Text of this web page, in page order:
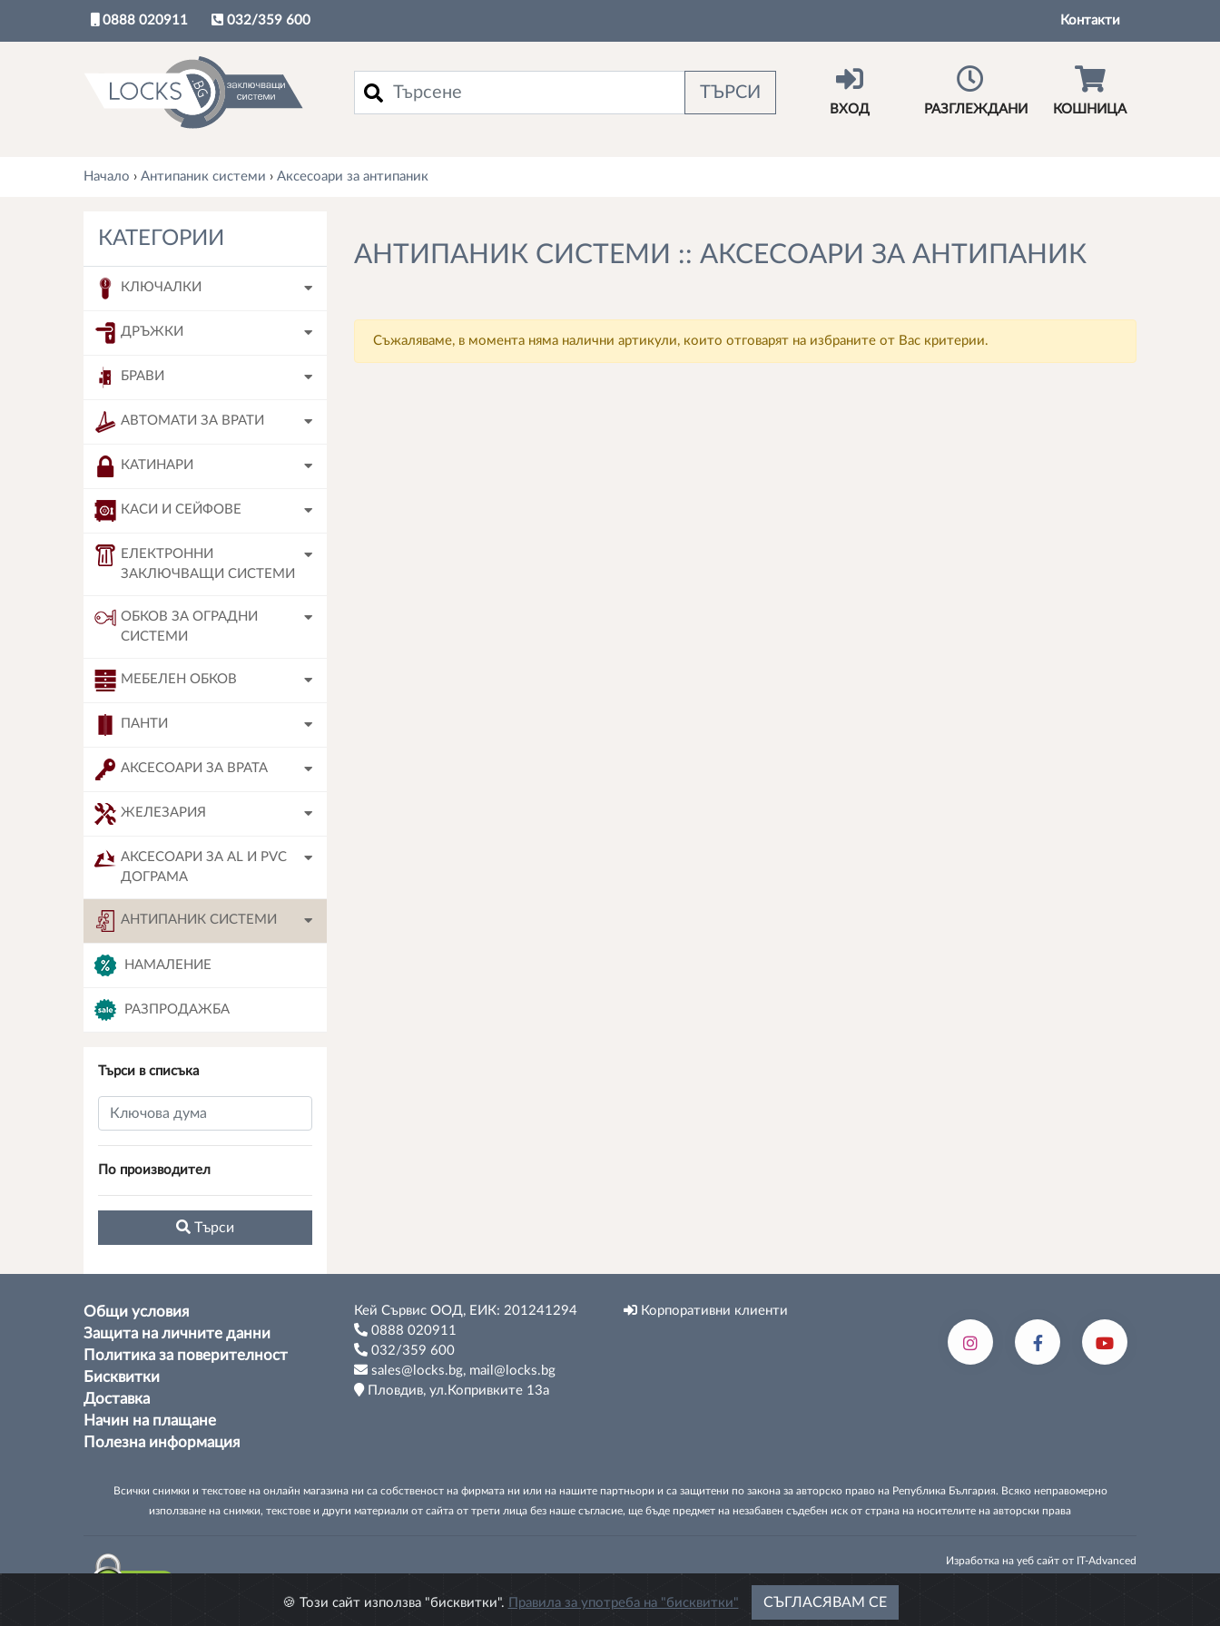
0888 020911 032/359 600 Контакти
ТЪРСИ
ВХОД РАЗГЛЕЖДАНИ КОШНИЦА
Начало › Антипаник системи › Аксесоари за антипаник
КАТЕГОРИИ
КЛЮЧАЛКИ
ДРЪЖКИ
БРАВИ
АВТОМАТИ ЗА ВРАТИ
КАТИНАРИ
КАСИ И СЕЙФОВЕ
ЕЛЕКТРОННИ
ЗАКЛЮЧВАЩИ СИСТЕМИ
ОБКОВ ЗА ОГРАДНИ
СИСТЕМИ
МЕБЕЛЕН ОБКОВ
ПАНТИ
АКСЕСОАРИ ЗА ВРАТА
ЖЕЛЕЗАРИЯ
АКСЕСОАРИ ЗА AL И PVC
ДОГРАМА
АНТИПАНИК СИСТЕМИ
НАМАЛЕНИЕ
РАЗПРОДАЖБА
Търси в списъка
По производител
Tърси
АНТИПАНИК СИСТЕМИ :: АКСЕСОАРИ ЗА АНТИПАНИК
Съжаляваме, в момента няма налични артикули, които отговарят на избраните от Вас критерии.
Общи условия
Защита на личните данни
Политика за поверителност
Бисквитки
Доставка
Начин на плащане
Полезна информация
Кей Сървис ООД, ЕИК: 201241294
0888 020911
032/359 600
sales@locks.bg, mail@locks.bg
Пловдив, ул.Копривките 13а
Корпоративни клиенти
Всички снимки и текстове на онлайн магазина ни са собственост на фирмата ни или на нашите партньори и са защитени по закона за авторско право на Република България. Всяко неправомерно
използване на снимки, текстове и други материали от сайта от трети лица без наше съгласие, ще бъде предмет на незабавен съдебен иск от страна на носителите на авторски права
Изработка на уеб сайт от IT-Advanced
🍪 Този сайт използва "бисквитки". Правила за употреба на "бисквитки" СЪГЛАСЯВАМ СЕ